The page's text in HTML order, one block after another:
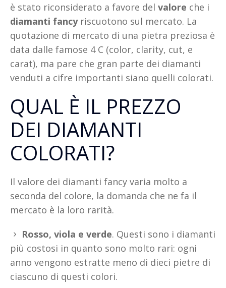
è stato riconsiderato a favore del valore che i
diamanti fancyriscuotono sul mercato. La
quotazione di mercato di una pietra preziosa è
data dalle famose 4 C (color, clarity, cut, e
carat), ma pare che gran parte dei diamanti
venduti a cifre importanti siano quelli colorati.
QUAL È IL PREZZO
DEI DIAMANTI
COLORATI?
Il valore dei diamanti fancy varia molto a
seconda del colore, la domanda che ne fa il
mercato è la loro rarità.
Rosso, viola e verde. Questi sono i diamanti
più costosi in quanto sono molto rari: ogni
anno vengono estratte meno di dieci pietre di
ciascuno di questi colori.